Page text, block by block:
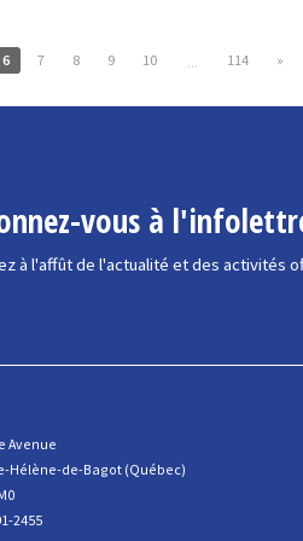
6 7 8 9 10 ... 114 »
vous à
à l'affût de l'actualité et des activités
Avenue
Hélène-de-Bagot (Québec)
2455